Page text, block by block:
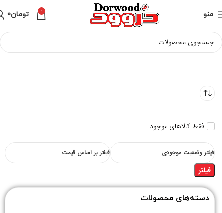
منو 0 تومان0
فقط کالاهای موجود
فیلتر وضعیت موجودی فیلتر بر اساس قیمت
فیلتر
دسته‌های محصولات